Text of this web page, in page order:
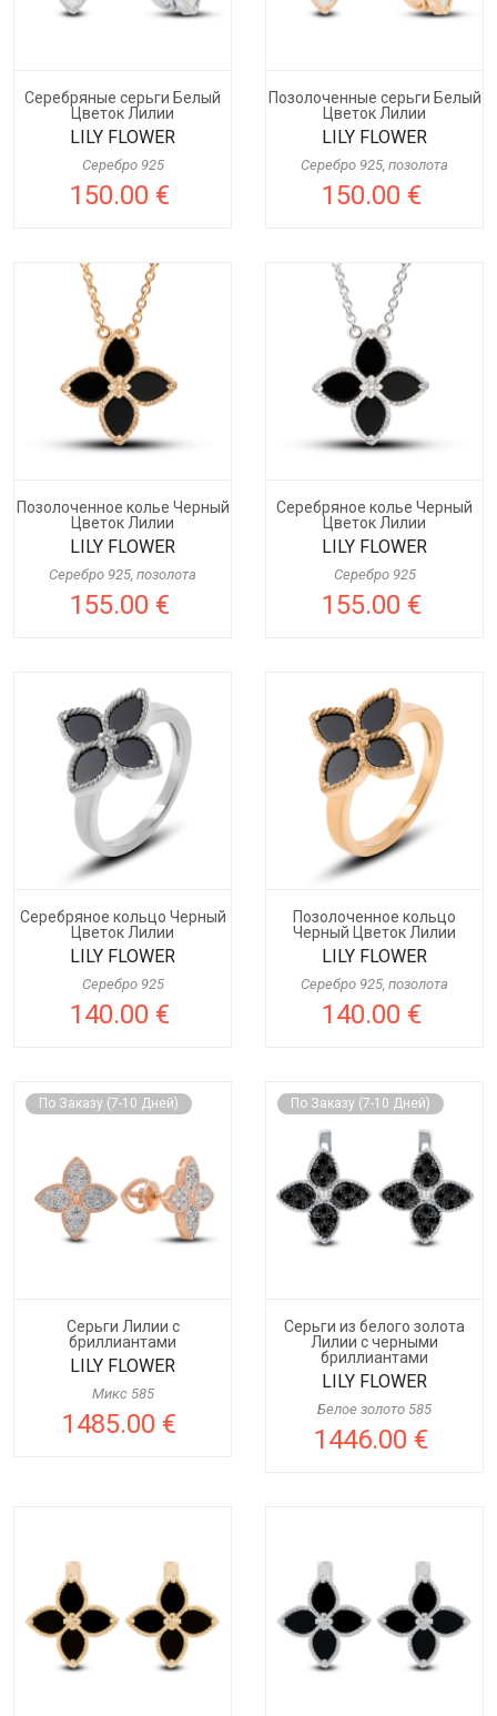
Серебряные серьги Белый
Цветок Лилии
LILY FLOWER
Серебро 925
150.00 €
Позолоченные серьги Белый
Цветок Лилии
LILY FLOWER
Серебро 925, позолота
150.00 €
Позолоченное колье Черный
Цветок Лилии
LILY FLOWER
Серебро 925, позолота
155.00 €
Серебряное колье Черный
Цветок Лилии
LILY FLOWER
Серебро 925
155.00 €
Серебряное кольцо Черный
Цветок Лилии
LILY FLOWER
Серебро 925
140.00 €
Позолоченное кольцо
Черный Цветок Лилии
LILY FLOWER
Серебро 925, позолота
140.00 €
По Заказу (7-10 Дней)
Cерьги Лилии с
бриллиантами
LILY FLOWER
Микс 585
1485.00 €
По Заказу (7-10 Дней)
Cерьги из белого золота
Лилии с черными
бриллиантами
LILY FLOWER
Белое золото 585
1446.00 €